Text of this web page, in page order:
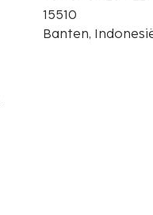
15510
Banten,